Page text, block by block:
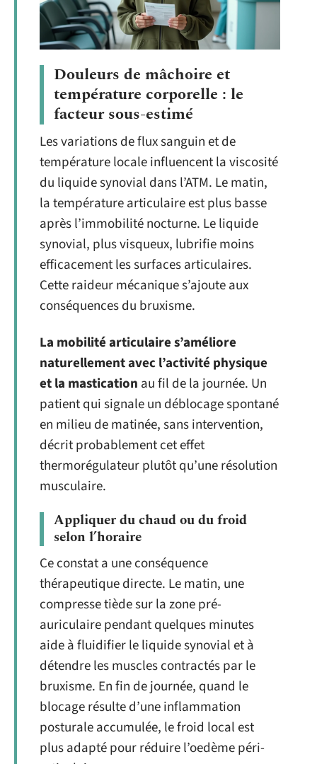
Douleurs de mâchoire et
température corporelle : le
facteur sous-estimé
Les variations de flux sanguin et de
température locale influencent la viscosité
du liquide synovial dans l’ATM. Le matin,
la température articulaire est plus basse
après l’immobilité nocturne. Le liquide
synovial, plus visqueux, lubrifie moins
efficacement les surfaces articulaires.
Cette raideur mécanique s’ajoute aux
conséquences du bruxisme.
La mobilité articulaire s’améliore
naturellement avec l’activité physique
et la mastication au fil de la journée. Un
patient qui signale un déblocage spontané
en milieu de matinée, sans intervention,
décrit probablement cet effet
thermorégulateur plutôt qu’une résolution
musculaire.
Appliquer du chaud ou du froid
selon l’horaire
Ce constat a une conséquence
thérapeutique directe. Le matin, une
compresse tiède sur la zone pré-
auriculaire pendant quelques minutes
aide à fluidifier le liquide synovial et à
détendre les muscles contractés par le
bruxisme. En fin de journée, quand le
blocage résulte d’une inflammation
posturale accumulée, le froid local est
plus adapté pour réduire l’oedème péri-